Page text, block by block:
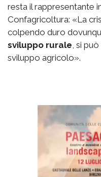
resta il rappresentante
Confagricoltura: «La
colpendo duro
sviluppo rurale, si
sviluppo agricolo».